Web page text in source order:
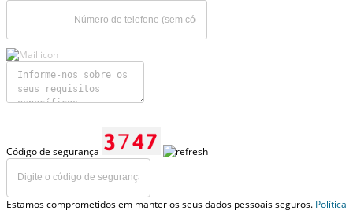
Código de segurança
Estamos comprometidos em manter os seus dados pessoais seguros. Política